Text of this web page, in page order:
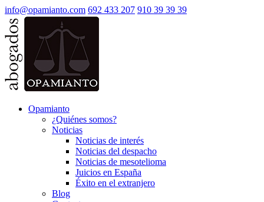
info@opamianto.com 692 433 207 910 39 39 39
Opamianto
¿Quiénes somos?
Noticias
Noticias de interés
Noticias del despacho
Noticias de mesotelioma
Juicios en España
Éxito en el extranjero
Blog